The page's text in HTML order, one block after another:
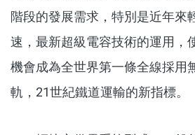
階段的發展需求，特別是近年來
速，最新超級電容技術的運用，
機會成為全世界第一條全線採用
軌，21世紀鐵道運輸的新指標。